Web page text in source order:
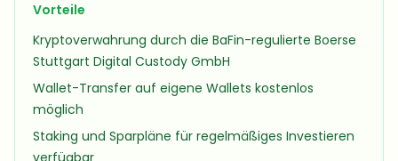
Vorteile
Kryptoverwahrung durch die BaFin-regulierte Boerse
Stuttgart Digital Custody GmbH
Wallet-Transfer auf eigene Wallets kostenlos
möglich
Staking und Sparpläne für regelmäßiges Investieren
verfügbar